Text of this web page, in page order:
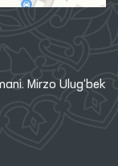
Mirzo Ulug‘bek